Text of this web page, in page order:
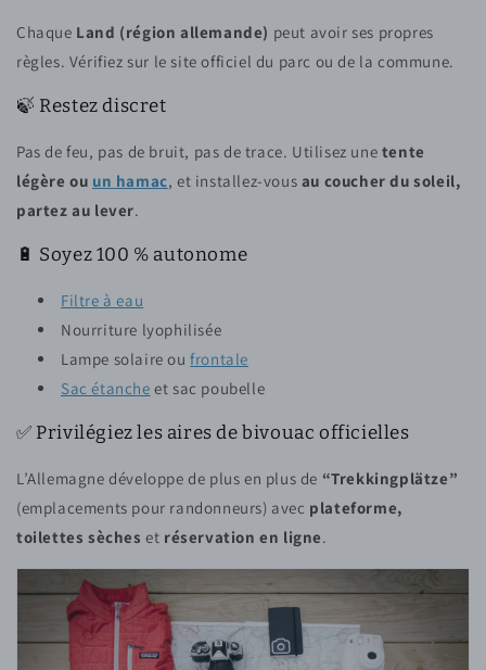
Chaque Land (région allemande) peut avoir ses propres
règles. Vérifiez sur le site officiel du parc ou de la commune.
🍃 Restez discret
Pas de feu, pas de bruit, pas de trace. Utilisez une tente
légère ou un hamac, et installez-vous au coucher du soleil,
partez au lever.
🔋 Soyez 100 % autonome
Filtre à eau
Nourriture lyophilisée
Lampe solaire oufrontale
Sac étanche et sac poubelle
✅ Privilégiez les aires de bivouac officielles
L’Allemagne développe de plus en plus de “Trekkingplätze”
(emplacements pour randonneurs) avec plateforme,
toilettes sèches et réservation en ligne.